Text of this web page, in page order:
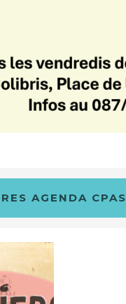
AGENDA CPAS